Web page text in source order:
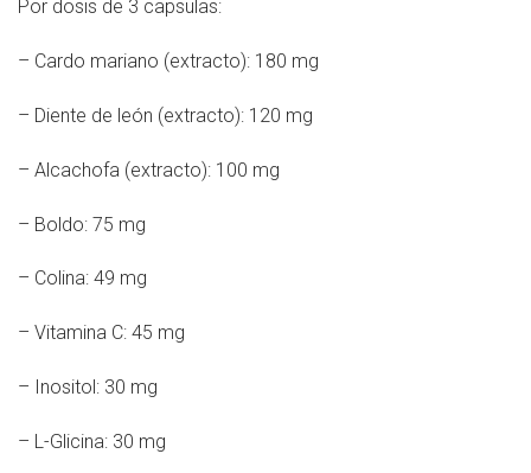
Por dosis de 3 capsulas:
– Cardo mariano (extracto): 180 mg
– Diente de león (extracto): 120 mg
– Alcachofa (extracto): 100 mg
– Boldo: 75 mg
– Colina: 49 mg
– Vitamina C: 45 mg
– Inositol: 30 mg
– L-Glicina: 30 mg